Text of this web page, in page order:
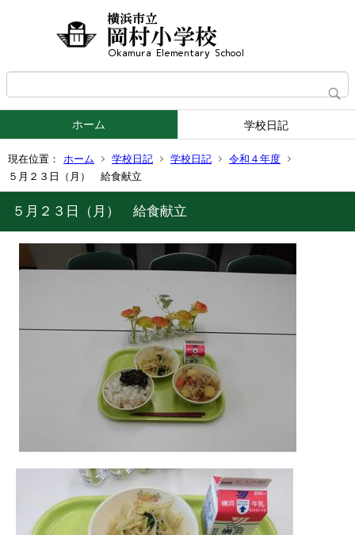
ホーム 学校日記
現在位置： ホーム 学校日記 学校日記
令和４年度
５月２３日（月） 給食献立
５月２３日（月） 給食献立